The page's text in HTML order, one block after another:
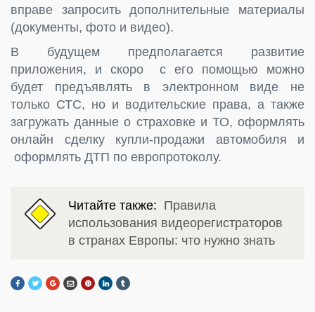
вправе запросить дополнительные материалы
(документы, фото и видео).
В будущем предполагается развитие
приложения, и скоро с его помощью можно
будет предъявлять в электронном виде не
только СТС, но и водительские права, а также
загружать данные о страховке и ТО, оформлять
онлайн сделку купли-продажи автомобиля и
оформлять ДТП по европротоколу.
Читайте также: Правила
использования видеорегистраторов
в странах Европы: что нужно знать